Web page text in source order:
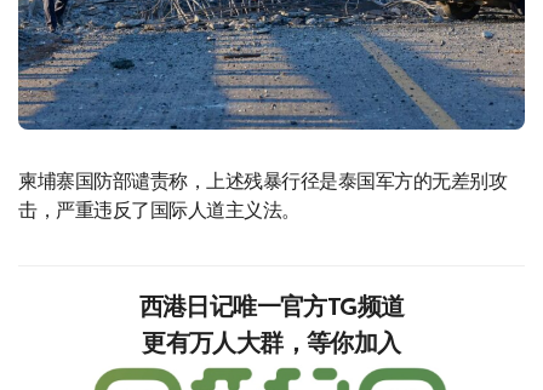
柬埔寨国防部谴责称，上述残暴行径是泰国军方的无差别攻
击，严重违反了国际人道主义法。
西港日记唯一官方TG频道
更有万人大群，等你加入‍‍‍‍‍‍‍‍‍‍‍‍‍